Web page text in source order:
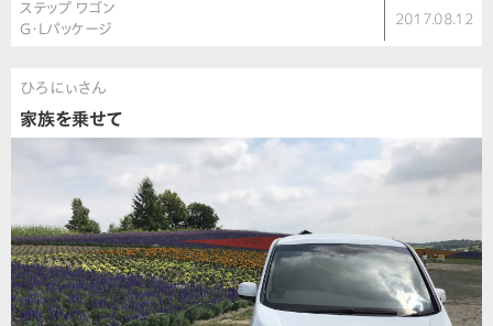
ステップ ワゴン
G・Lパッケージ
2017.08.12
ひろにぃさん
家族を乗せて